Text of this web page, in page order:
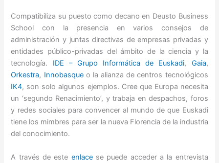
Compatibiliza su puesto como decano en Deusto Business
School con la presencia en varios consejos de
administración y juntas directivas de empresas privadas y
entidades público-privadas del ámbito de la ciencia y la
tecnología. IDE – Grupo Informática de Euskadi, Gaia,
Orkestra, Innobasqueo la alianza de centros tecnológicos
IK4, son solo algunos ejemplos. Cree que Europa necesita
un ‘segundo Renacimiento’, y trabaja en despachos, foros
y redes sociales para convencer al mundo de que Euskadi
tiene los mimbres para ser la nueva Florencia de la industria
del conocimiento.
A través de este enlace se puede acceder a la entrevista